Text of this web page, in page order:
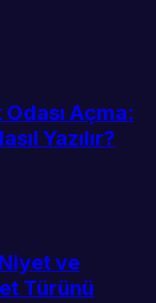
Açma:
Yazılır?
ve
Türünü